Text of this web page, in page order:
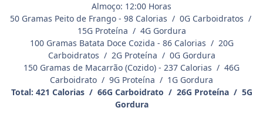
Almoço: 12:00 Horas
50 Gramas Peito de Frango - 98 Calorias / 0G Carboidratos /
15G Proteína / 4G Gordura
100 Gramas Batata Doce Cozida - 86 Calorias / 20G
Carboidratos / 2G Proteína / 0G Gordura
150 Gramas de Macarrão (Cozido) - 237 Calorias / 46G
Carboidrato / 9G Proteína / 1G Gordura
Total: 421 Calorias / 66G Carboidrato / 26G Proteína / 5G
Gordura